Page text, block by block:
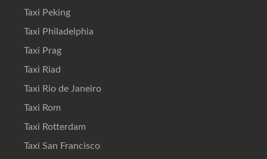
Taxi Peking
Taxi Philadelphia
Taxi Prag
Taxi Riad
Taxi Rio de Janeiro
Taxi Rom
Taxi Rotterdam
Taxi San Francisco